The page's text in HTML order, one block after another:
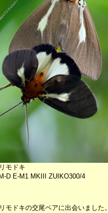
モドキ
D E-M1 MKIII ZUIKO300/4
モドキの交尾ペアに出会いました。